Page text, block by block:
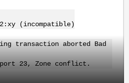
(incompatible)
transaction aborted Bad
port 23, Zone conflict.